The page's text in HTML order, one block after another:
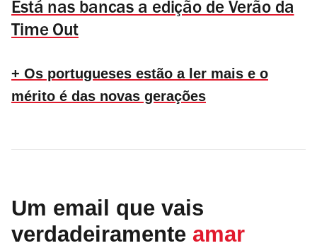
Está nas bancas a edição de Verão da
Time Out
+ Os portugueses estão a ler mais e o
mérito é das novas gerações
Um email que vais
verdadeiramente amar